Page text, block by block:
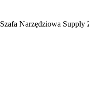
Szafa Narzędziowa